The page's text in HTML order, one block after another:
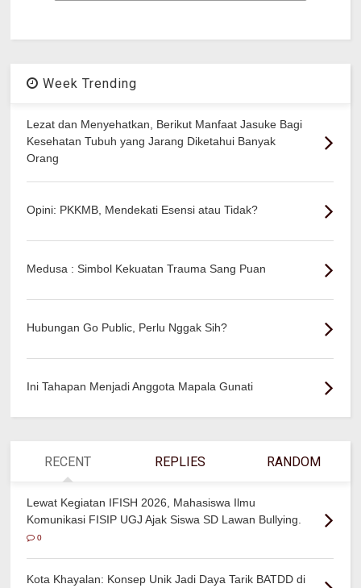
Week Trending
Lezat dan Menyehatkan, Berikut Manfaat Jasuke Bagi
Kesehatan Tubuh yang Jarang Diketahui Banyak
Orang
Opini: PKKMB, Mendekati Esensi atau Tidak?
Medusa : Simbol Kekuatan Trauma Sang Puan
Hubungan Go Public, Perlu Nggak Sih?
Ini Tahapan Menjadi Anggota Mapala Gunati
RECENT REPLIES RANDOM
Lewat Kegiatan IFISH 2026, Mahasiswa Ilmu
Komunikasi FISIP UGJ Ajak Siswa SD Lawan Bullying.
0
Kota Khayalan: Konsep Unik Jadi Daya Tarik BATDD di